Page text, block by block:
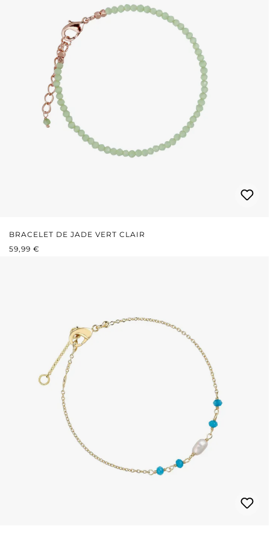
BRACELET DE JADE VERT CLAIR
PRIX RÉGULIER :
59,99 €